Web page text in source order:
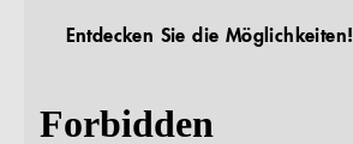
Entdecken Sie die Möglichkeiten!